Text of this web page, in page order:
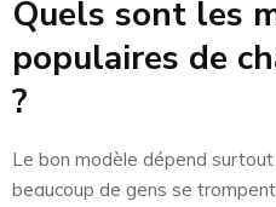
Quels sont les
populaires de
?
Le bon modèle dépend surtout
beaucoup de gens se